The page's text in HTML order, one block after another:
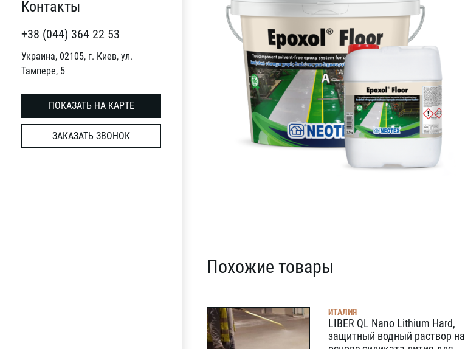
Контакты
+38 (044) 364 22 53
Украина, 02105, г. Киев, ул.
Тампере, 5
ПОКАЗАТЬ НА КАРТЕ
ЗАКАЗАТЬ ЗВОНОК
Похожие товары
ИТАЛИЯ
LIBER QL Nano Lithium Hard,
защитный водный раствор на